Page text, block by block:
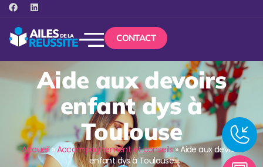
CONTACT
Aide aux devoirs
enfant dys à
Toulouse
Accueil»Accompagnement et conseils»Aide aux devoirs
enfant dys à Toulouse